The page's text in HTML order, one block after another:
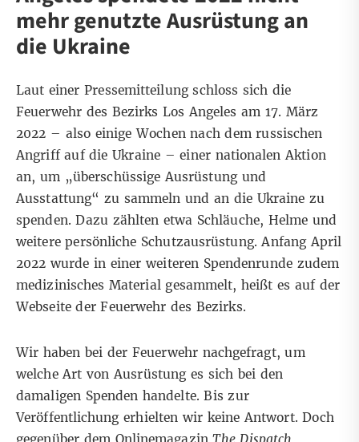
mehr genutzte Ausrüstung an
die Ukraine
Laut einerPressemitteilungschloss sich die
Feuerwehr des Bezirks Los Angeles am 17. März
2022 – also einige Wochen nach dem russischen
Angriff auf die Ukraine – einer nationalen Aktion
an, um „überschüssige Ausrüstung und
Ausstattung“ zu sammeln und an die Ukraine zu
spenden. Dazu zählten etwa Schläuche, Helme und
weitere persönliche Schutzausrüstung. Anfang April
2022 wurde in einer weiteren Spendenrunde zudem
medizinisches Material gesammelt, heißt es auf der
Webseiteder Feuerwehr des Bezirks.
Wir haben bei der Feuerwehr nachgefragt, um
welche Art von Ausrüstung es sich bei den
damaligen Spenden handelte.Bis zur
Veröffentlichung erhielten wir keine Antwort. Doch